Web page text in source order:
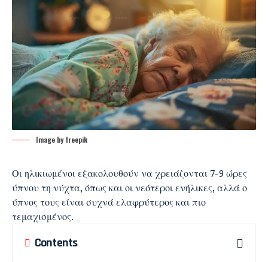
Image by freepik
Οι ηλικιωμένοι εξακολουθούν να χρειάζονται 7-9 ώρες
ύπνου τη νύχτα, όπως και οι νεότεροι ενήλικες, αλλά ο
ύπνος τους είναι συχνά ελαφρύτερος και πιο
τεμαχισμένος.
Contents